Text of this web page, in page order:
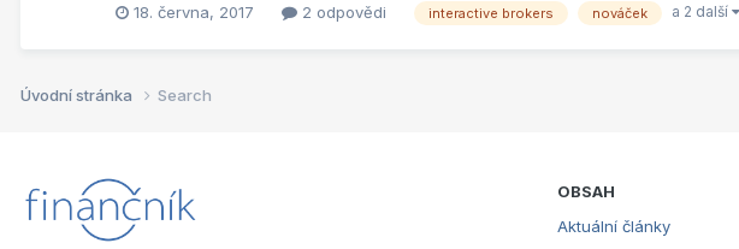
18. června, 2017 2 odpovědi interactive brokers nováček a 2 další
Úvodní stránka Search
OBSAH
Aktuální články